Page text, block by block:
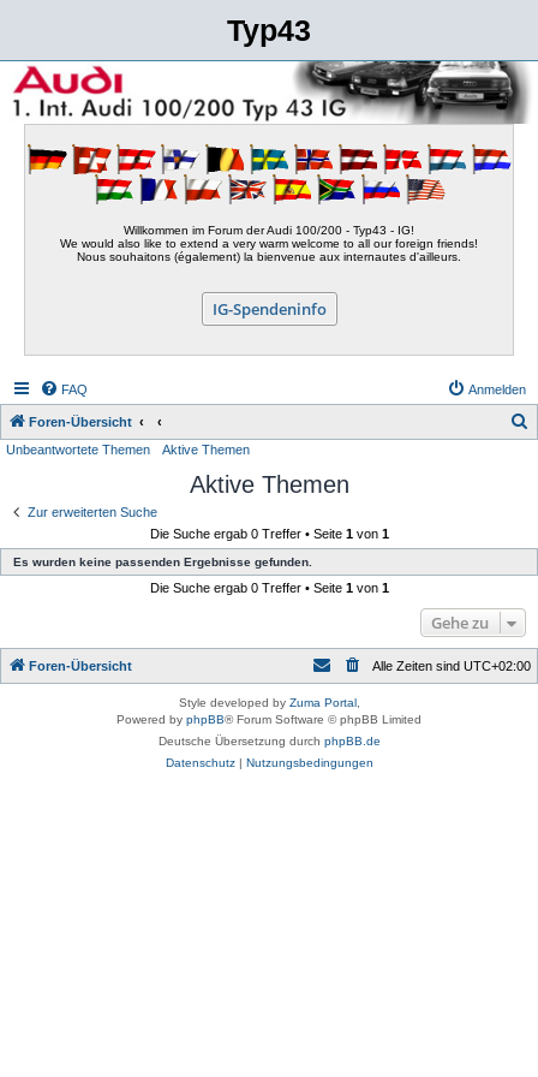
Typ43
Willkommen im Forum der Audi 100/200 - Typ43 - IG!
We would also like to extend a very warm welcome to all our foreign friends!
Nous souhaitons (également) la bienvenue aux internautes d'ailleurs.
IG-Spendeninfo
FAQ Anmelden
Foren-Übersicht
Unbeantwortete Themen Aktive Themen
Aktive Themen
Zur erweiterten Suche
Die Suche ergab 0 Treffer • Seite 1von 1
Es wurden keine passenden Ergebnisse gefunden.
Die Suche ergab 0 Treffer • Seite 1von 1
Gehe zu
Foren-Übersicht Alle Zeiten sind UTC+02:00
Style developed by Zuma Portal ,
Powered by phpBB® Forum Software © phpBB Limited
Deutsche Übersetzung durch phpBB.de
Datenschutz| Nutzungsbedingungen